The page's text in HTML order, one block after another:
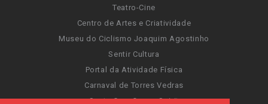
Teatro-Cine
Centro de Artes e Criatividade
Museu do Ciclismo Joaquim Agostinho
Sentir Cultura
Portal da Atividade Física
Carnaval de Torres Vedras
Santa Cruz Ocean Spirit